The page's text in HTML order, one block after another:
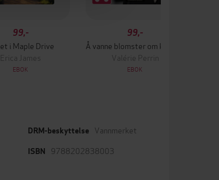
99,-
i Maple Drive
Erica James
EBOK
99,-
Valérie Perrin
EBOK
DRM-beskyttelse Vannmerket
ISBN 9788202838003